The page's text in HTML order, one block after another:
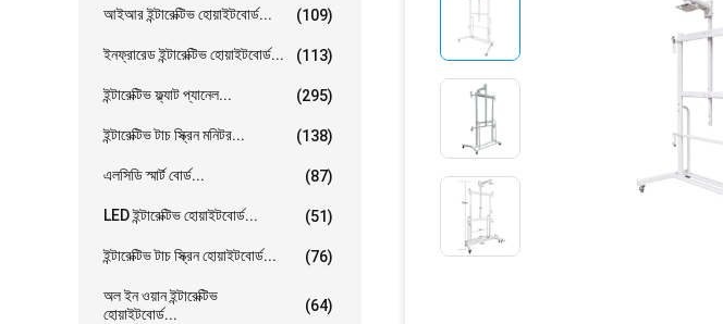
আইআর ইন্টারেক্টিভ হোয়াইটবোর্ড... (109)
ইনফ্রারেড ইন্টারেক্টিভ হোয়াইটবোর্ড... (113)
ইন্টারেক্টিভ ফ্ল্যাট প্যানেল... (295)
ইন্টারেক্টিভ টাচ স্ক্রিন মনিটর... (138)
এলসিডি স্মার্ট বোর্ড... (87)
LED ইন্টারেক্টিভ হোয়াইটবোর্ড... (51)
ইন্টারেক্টিভ টাচ স্ক্রিন হোয়াইটবোর্ড... (76)
অল ইন ওয়ান ইন্টারেক্টিভ
হোয়াইটবোর্ড...
(64)